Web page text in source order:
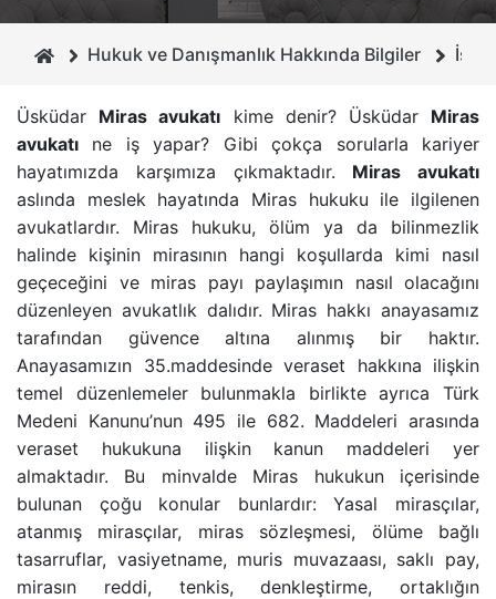
BOŞANMA VE AILE HUKUKU
İCRA VE İFLAS HUKUKU
BORÇLAR HUKUKU
İHTIYATI HACIZ
İSIM VE SOYISIM DEĞIŞIKLIĞI DAVASI
ÇEKIŞMELI BOŞANMA DAVASI
BANKA HESABINA KONULAN BLOKENIN
GAYRIMENKUL AVUKATI
HAKARET SUÇU
İZALE-I ŞUYU DAVASI
TAŞINMAZ SATIŞ VAADI SÖZLEŞMESI
ECRIMISIL DAVASI
KASTEN YARALAMA SUÇU
Hukuk ve Danışmanlık Hakkında Bilgiler
Üsküdar Miras avukatı kime denir? Üsküdar Miras
avukatı ne iş yapar? Gibi çokça sorularla kariyer
hayatımızda karşımıza çıkmaktadır. Miras avukatı
aslında meslek hayatında Miras hukuku ile ilgilenen
avukatlardır. Miras hukuku, ölüm ya da bilinmezlik
halinde kişinin mirasının hangi koşullarda kimi nasıl
geçeceğini ve miras payı paylaşımın nasıl olacağını
düzenleyen avukatlık dalıdır. Miras hakkı anayasamız
tarafından güvence altına alınmış bir haktır.
Anayasamızın 35.maddesinde veraset hakkına ilişkin
temel düzenlemeler bulunmakla birlikte ayrıca Türk
Medeni Kanunu’nun 495 ile 682. Maddeleri arasında
veraset hukukuna ilişkin kanun maddeleri yer
almaktadır. Bu minvalde Miras hukukuniçerisinde
bulunan çoğu konular bunlardır:Yasal mirasçılar,
atanmış mirasçılar, miras sözleşmesi, ölüme bağlı
tasarruflar, vasiyetname, muris muvazaası, saklı pay,
mirasın reddi, tenkis,denkleştirme, ortaklığın